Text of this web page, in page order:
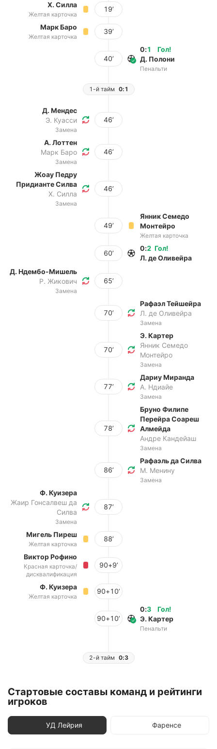
Х. Силла
Желтая карточка
19’
Марк Баро
Желтая карточка
39’
40’
Гол!
0:1
Д. Полони
Пенальти
1-й тайм 0:1
Д. Мендес
Э. Куасси
Замена
46’
А. Лоттен
Марк Баро
Замена
46’
Жоау Педру
Придианте Силва
Х. Силла
Замена
46’
49’
Янник Семедо
Монтейро
Желтая карточка
60’
Гол!
0:2
Л. де Оливейра
Д. Ндембо-Мишель
Р. Жикович
Замена
65’
70’
Рафаэл Тейшейра
Л. де Оливейра
Замена
70’
Э. Картер
Янник Семедо
Монтейро
Замена
77’
Дариу Миранда
А. Ндиайе
Замена
78’
Бруно Филипе
Перейра Соареш
Алмейда
Андре Кандейаш
Замена
86’
Рафаэль да Силва
М. Менину
Замена
Ф. Куизера
Жаир Гонсалвеш да
Силва
Замена
87’
Мигель Пиреш
Желтая карточка
88’
Виктор Рофино
Красная карточка/
дисквалификация
90+9’
Ф. Куизера
Желтая карточка
90+10’
90+10’
Гол!
0:3
Э. Картер
Пенальти
2-й тайм 0:3
Стартовые составы команд и рейтинги
игроков
УД Лейрия Фаренсе